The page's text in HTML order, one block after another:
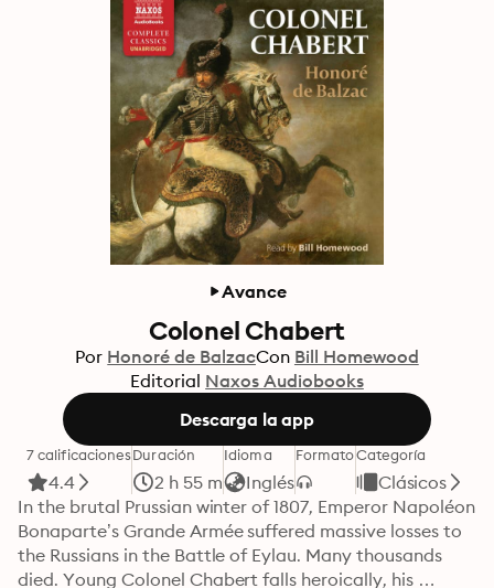
Avance
Colonel Chabert
Por Honoré de BalzacCon Bill Homewood
Editorial Naxos Audiobooks
Descarga la app
7 calificaciones
4.4
Duración
2 h 55 m
Idioma
Inglés
FormatoCategoría
Clásicos
In the brutal Prussian winter of 1807, Emperor Napoléon
Bonaparte’s Grande Armée suffered massive losses to
the Russians in the Battle of Eylau. Many thousands
died. Young Colonel Chabert falls heroically, his